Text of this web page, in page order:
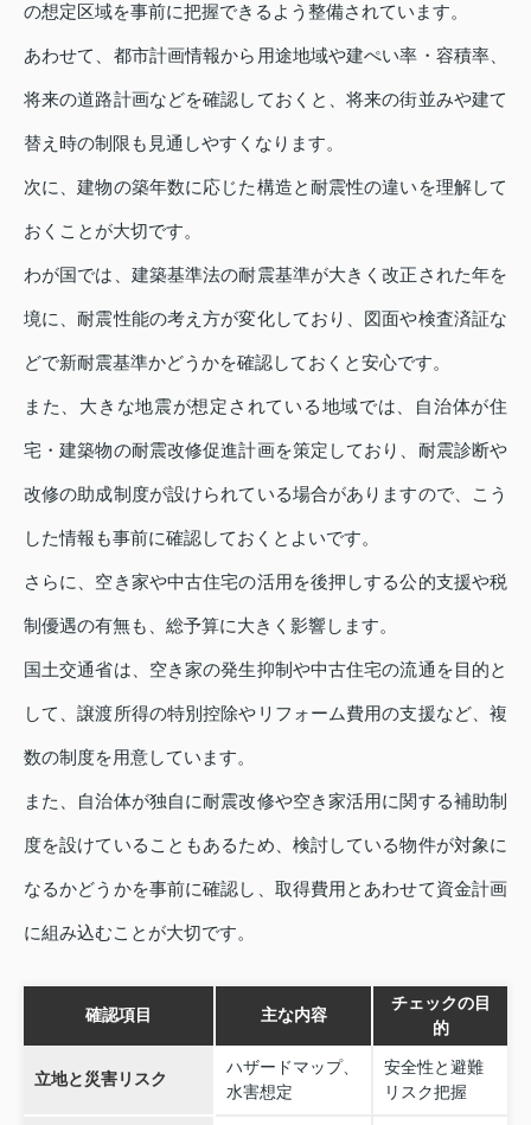
の想定区域を事前に把握できるよう整備されています。
あわせて、都市計画情報から用途地域や建ぺい率・容積率、
将来の道路計画などを確認しておくと、将来の街並みや建て
替え時の制限も見通しやすくなります。
次に、建物の築年数に応じた構造と耐震性の違いを理解して
おくことが大切です。
わが国では、建築基準法の耐震基準が大きく改正された年を
境に、耐震性能の考え方が変化しており、図面や検査済証な
どで新耐震基準かどうかを確認しておくと安心です。
また、大きな地震が想定されている地域では、自治体が住
宅・建築物の耐震改修促進計画を策定しており、耐震診断や
改修の助成制度が設けられている場合がありますので、こう
した情報も事前に確認しておくとよいです。
さらに、空き家や中古住宅の活用を後押しする公的支援や税
制優遇の有無も、総予算に大きく影響します。
国土交通省は、空き家の発生抑制や中古住宅の流通を目的と
して、譲渡所得の特別控除やリフォーム費用の支援など、複
数の制度を用意しています。
また、自治体が独自に耐震改修や空き家活用に関する補助制
度を設けていることもあるため、検討している物件が対象に
なるかどうかを事前に確認し、取得費用とあわせて資金計画
に組み込むことが大切です。
確認項目 主な内容
チェックの目
的
立地と災害リスク
ハザードマップ、
水害想定
安全性と避難
リスク把握